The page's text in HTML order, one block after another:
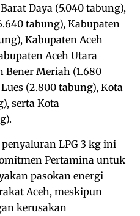
Daya (5.040 tabung),
tabung), Kabupaten
Kabupaten Aceh
Aceh Utara
Bener Meriah (1.680
(2.800 tabung), Kota
serta Kota
LPG 3 kg ini
Pertamina untuk
pasokan energi
Aceh, meskipun
kerusakan